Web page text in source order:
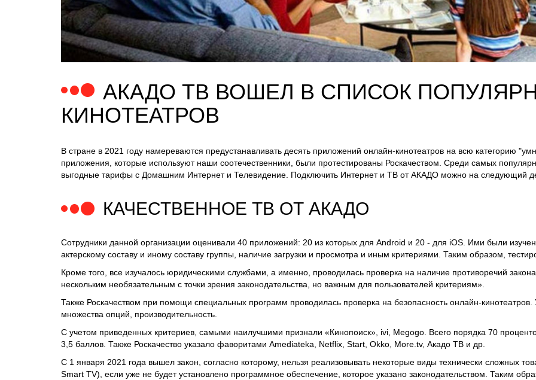
АКАДО ТВ ВОШЕЛ В СПИСОК
КИНОТЕАТРОВ
В стране в 2021 году намереваются предустанавливать десять приложений онлайн-кинотеатров на всю категорию
приложения, которые используют наши соотечественники, были протестированы Роскачеством. Среди самых
выгодные тарифы с Домашним Интернет и Телевидение. Подключить Интернет и ТВ от АКАДО можно на следующий
КАЧЕСТВЕННОЕ ТВ ОТ АКАДО
Сотрудники данной организации оценивали 40 приложений: 20 из которых для Android и 20 - для iOS. Ими были
актерскому составу и иному составу группы, наличие загрузки и просмотра и иным критериями. Таким образом,
Кроме того, все изучалось юридическими службами, а именно, проводилась проверка на наличие противоречий
нескольким необязательным с точки зрения законодательства, но важным для пользователей критериям».
Также Роскачеством при помощи специальных программ проводилась проверка на безопасность онлайн-
множества опций, производительность.
С учетом приведенных критериев, самыми наилучшими признали «Кинопоиск», ivi, Megogo. Всего порядка 70
3,5 баллов. Также Роскачество указало фаворитами Amediateka, Netflix, Start, Okko, More.tv, Акадо ТВ и др.
С 1 января 2021 года вышел закон, согласно которому, нельзя реализовывать некоторые виды технически сложных
Smart TV), если уже не будет установлено программное обеспечение, которое указано законодательством. Таким